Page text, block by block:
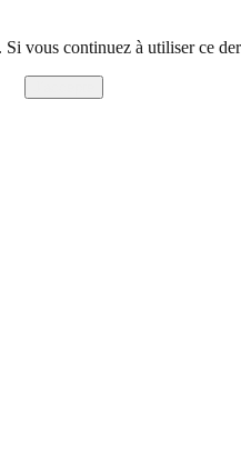
vous continuez à utiliser ce